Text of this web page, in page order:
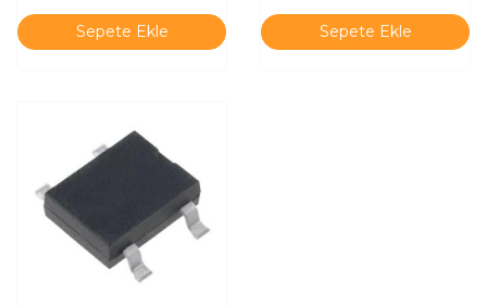
Sepete Ekle Sepete Ekle